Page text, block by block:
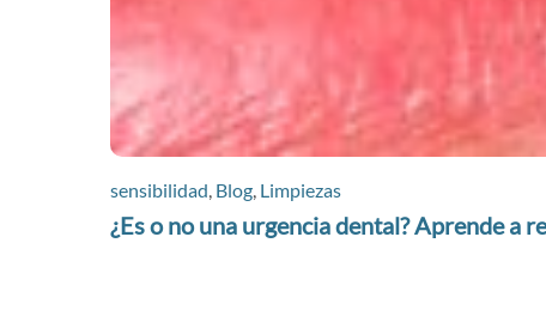
sensibilidad, Blog, Limpiezas
¿Es o no una urgencia dental? Aprende a